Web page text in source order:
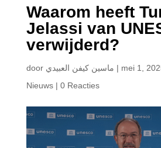
Waarom heeft
Jelassi van
verwijderd?
door ماسين كيفن العبيدي | mei 1,
Nieuws| 0 Reacties